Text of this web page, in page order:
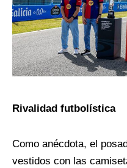
Rivalidad futbolística
Como anécdota, el
vestidos con las